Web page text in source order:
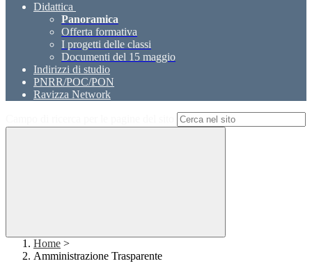
Didattica
Panoramica
Offerta formativa
I progetti delle classi
Documenti del 15 maggio
Indirizzi di studio
PNRR/POC/PON
Ravizza Network
Home >
Amministrazione Trasparente